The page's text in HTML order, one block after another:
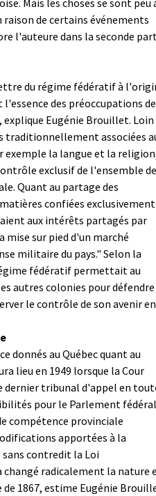
raison de certains événements
l'auteure dans la seconde
du régime fédératif à
des préoccupations
Eugénie Brouillet. Loin
traditionnellement associées
exemple la langue et la
exclusif de l'ensemble de
Quant au partage des
confiées exclusivement
aux intérêts partagés par
sur pied d'un marché
militaire du pays." Selon la
fédératif permettait au
autres colonies pour défendre
le contrôle de son avenir en
donnés au Québec quant au
lieu en 1949 lorsque la Cour
dernier tribunal d'appel en
pour le Parlement fédéral
compétence provinciale
apportées à la
contredit la Loi
radicalement la nature
1867, estime Eugénie